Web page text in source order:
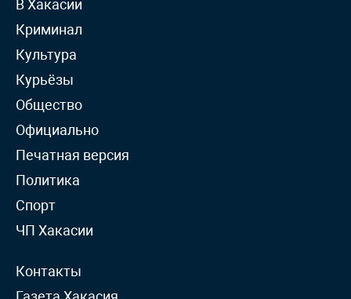
В Хакасии
Криминал
Культура
Курьёзы
Общество
Официально
Печатная версия
Политика
Спорт
ЧП Хакасии
Контакты